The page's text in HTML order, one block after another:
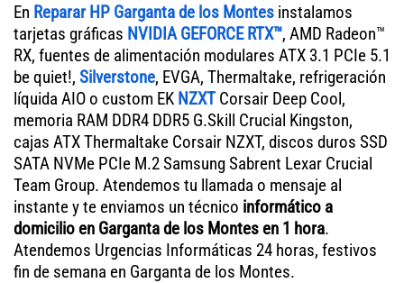
En Reparar HP Garganta de los Montes instalamos
tarjetas gráficas NVIDIA GEFORCE RTX™, AMD Radeon™
RX, fuentes de alimentación modulares ATX 3.1 PCIe 5.1
be quiet!, Silverstone, EVGA, Thermaltake, refrigeración
líquida AIO o custom EK NZXTCorsair Deep Cool,
memoria RAM DDR4 DDR5 G.Skill Crucial Kingston,
cajas ATX Thermaltake Corsair NZXT, discos duros SSD
SATA NVMe PCIe M.2 Samsung Sabrent Lexar Crucial
Team Group. Atendemos tu llamada o mensaje al
instante y te enviamos un técnico informático a
domicilio en Garganta de los Montes en 1 hora.
Atendemos Urgencias Informáticas 24 horas, festivos
fin de semana en Garganta de los Montes.